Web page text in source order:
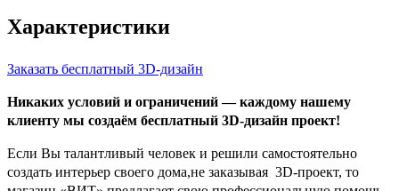
Характеристики
Заказать бесплатный 3D-дизайн
Никаких условий и ограничений — каждому нашему
клиенту мы создаём бесплатный 3D-дизайн проект!
Если Вы талантливый человек и решили самостоятельно
создать интерьер своего дома,не заказывая 3D-проект, то